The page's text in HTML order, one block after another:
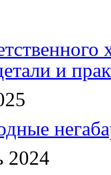
и
2024